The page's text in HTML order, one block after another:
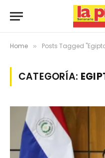
Home » Posts Tagged
CATEGORÍA: